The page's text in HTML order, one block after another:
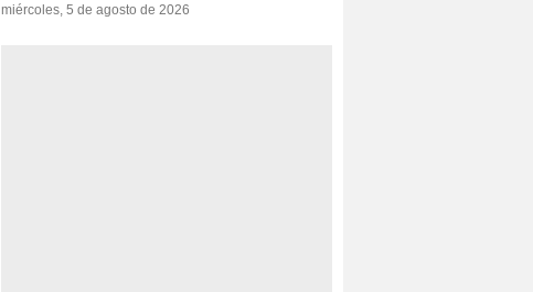
miércoles, 5 de agosto de 2026